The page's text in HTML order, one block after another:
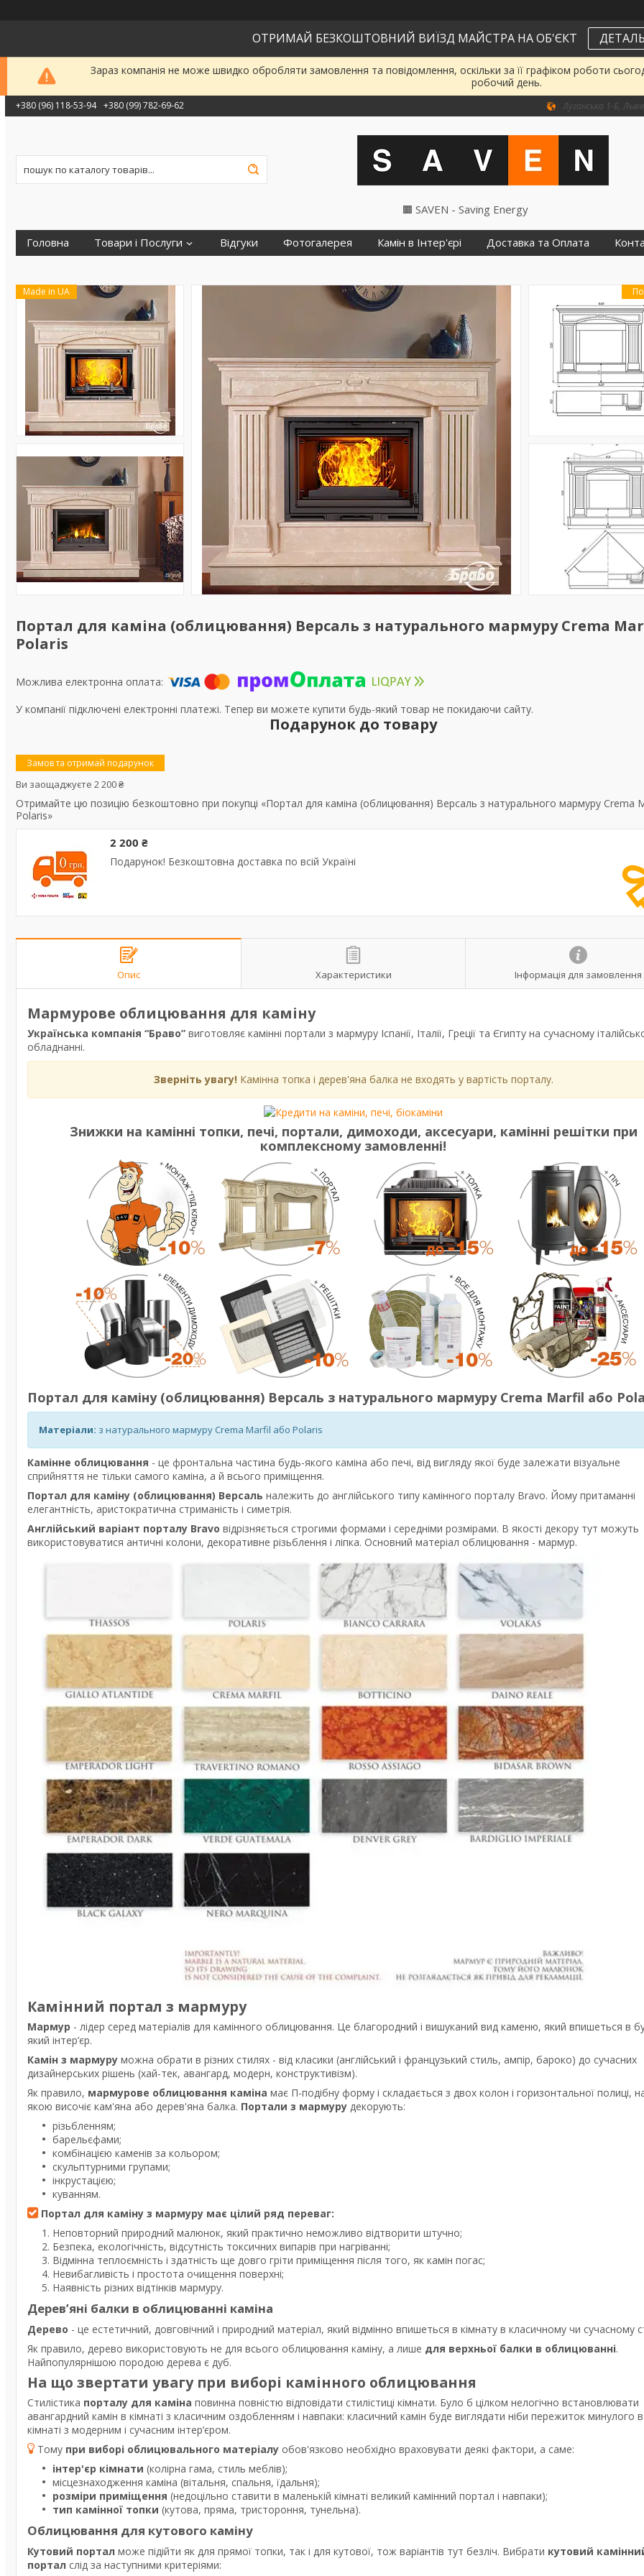
ОТРИМАЙ БЕЗКОШТОВНИЙ ВИЇЗД МАЙСТРА НА ОБ'ЄКТ
Зараз компанія не може швидко обробляти замовлення та повідомлення, оскільки за її графіком роботи
робочий день.
+380 (96) 118-53-94 +380 (99) 782-69-62 Луганська 1-Б,
🟧 SAVEN - Saving Energy
Головна Товари і Послуги Відгуки Фотогалерея Камін в Інтер'єрі Доставка та Оплата
Made in UA
Портал для каміна (облицювання) Версаль з натурального мармуру Crema
Polaris
У компанії підключені електронні платежі. Тепер ви можете купити будь-який товар не покидаючи сайту.
Подарунок до товару
Замов та отримай подарунок
Ви заощаджуєте 2 200 ₴
Отримайте цю позицію безкоштовно при покупці «Портал для каміна (облицювання) Версаль з натурального мармуру Crema
Polaris»
2 200 ₴
Подарунок! Безкоштовна доставка по всій Україні
Опис Характеристики Інформація для замовлення
Мармурове облицювання для каміну
Українська компанія “Браво” виготовляє камінні портали з мармуру Іспанії, Італії, Греції та Єгипту на сучасному
обладнанні.
Зверніть увагу! Камінна топка і дерев'яна балка не входять у вартість порталу.
Знижки на камінні топки, печі, портали, димоходи, аксесуари, камінні решітки при
комплексному замовленні!
Портал для каміну (облицювання) Версаль з натурального мармуру Crema Marfil або
Матеріали: з натурального мармуру Crema Marfil або Polaris
Камінне облицювання - це фронтальна частина будь-якого каміна або печі, від вигляду якої буде залежати візуальне
сприйняття не тільки самого каміна, а й всього приміщення.
Портал для каміну (облицювання) Версаль належить до англійського типу камінного порталу Bravo. Йому притаманні
елегантність, аристократична стриманість і симетрія.
Англійський варіант порталу Bravo відрізняється строгими формами і середніми розмірами. В якості декору тут можуть
використовуватися античні колони, декоративне різьблення і ліпка. Основний матеріал облицювання - мармур.
Камінний портал з мармуру
Мармур - лідер серед матеріалів для камінного облицювання. Це благородний і вишуканий вид каменю, який впишеться в
який інтер’єр.
Камін з мармуру можна обрати в різних стилях - від класики (англійський і французький стиль, ампір, бароко) до сучасних
дизайнерських рішень (хай-тек, авангард, модерн, конструктивізм).
Як правило, мармурове облицювання каміна має П-подібну форму і складається з двох колон і горизонтальної полиці,
якою височіє кам'яна або дерев'яна балка. Портали з мармуру декорують:
різьбленням;
барельєфами;
комбінацією каменів за кольором;
скульптурними групами;
інкрустацією;
куванням.
Портал для каміну з мармуру має цілий ряд переваг:
Неповторний природний малюнок, який практично неможливо відтворити штучно;
Безпека, екологічність, відсутність токсичних випарів при нагріванні;
Відмінна теплоємність і здатність ще довго гріти приміщення після того, як камін погас;
Невибагливість і простота очищення поверхні;
Наявність різних відтінків мармуру.
Дерев’яні балки в облицюванні каміна
Дерево - це естетичний, довговічний і природний матеріал, який відмінно впишеться в кімнату в класичному чи сучасному
Як правило, дерево використовують не для всього облицювання каміну, а лише для верхньої балки в облицюванні.
Найпопулярнішою породою дерева є дуб.
На що звертати увагу при виборі камінного облицювання
Стилістика порталу для каміна повинна повністю відповідати стилістиці кімнати. Було б цілком нелогічно встановлювати
авангардний камін в кімнаті з класичним оздобленням і навпаки: класичний камін буде виглядати ніби пережиток минулого в
кімнаті з модерним і сучасним інтер’єром.
Тому при виборі облицювального матеріалу обов'язково необхідно враховувати деякі фактори, а саме:
інтер'єр кімнати (колірна гама, стиль меблів);
місцезнаходження каміна (вітальня, спальня, їдальня);
розміри приміщення (недоцільно ставити в маленькій кімнаті великий камінний портал і навпаки);
тип камінної топки (кутова, пряма, тристороння, тунельна).
Облицювання для кутового каміну
Кутовий портал може підійти як для прямої топки, так і для кутової, тож варіантів тут безліч. Вибрати кутовий
портал слід за наступними критеріями: